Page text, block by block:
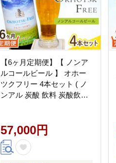
【6ヶ月定期便】【 ノンア
ルコールビール 】 オホー
ツクフリー 4本セット ( ノ
ンアル 炭酸 飲料 炭酸飲料
57,000円